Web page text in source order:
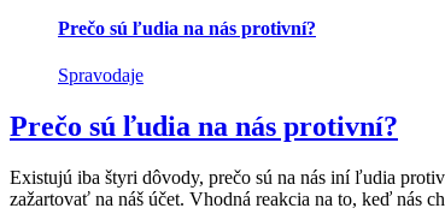
Prečo sú ľudia na nás protivní?
Spravodaje
Prečo sú ľudia na nás protivní?
Existujú iba štyri dôvody, prečo sú na nás iní ľudia
zažartovať na náš účet. Vhodná reakcia na to, keď nás